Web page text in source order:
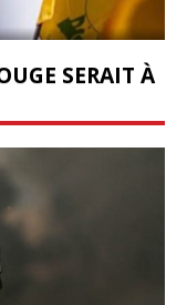
SERAIT À